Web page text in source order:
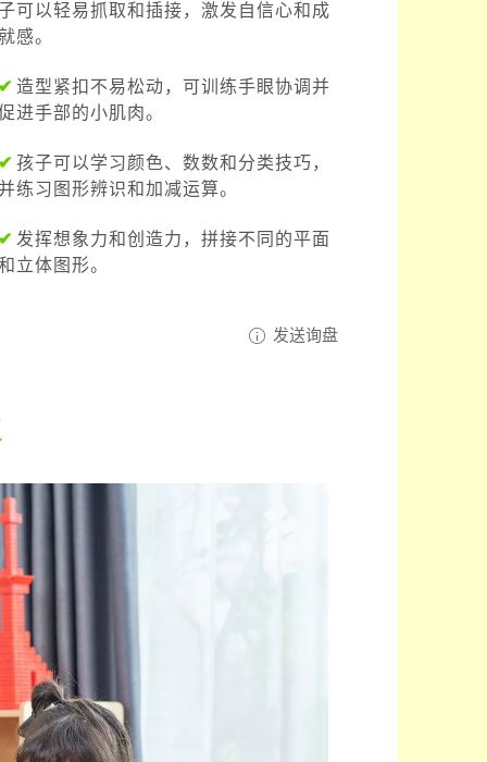
可以轻易抓取和插接，激发自信心和成
感。
造型紧扣不易松动，可训练手眼协调并
进手部的小肌肉。
孩子可以学习颜色、数数和分类技巧，
练习图形辨识和加减运算。
发挥想象力和创造力，拼接不同的平面
立体图形。
发送询盘